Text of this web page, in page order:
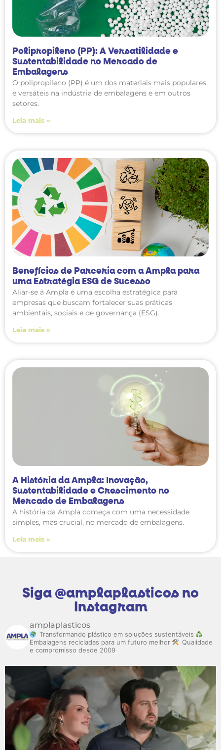
Polipropileno (PP): A Versatilidade e
Sustentabilidade no Mercado de
Embalagens
O polipropileno (PP) é um dos materiais mais populares
e versáteis na indústria de embalagens e em outros
setores.
Leia mais »
Benefícios de Parceria com a Ampla para
uma Estratégia ESG de Sucesso
Aliar-se à Ampla é uma escolha estratégica para
empresas que buscam fortalecer suas práticas
ambientais, sociais e de governança (ESG).
Leia mais »
A História da Ampla: Inovação,
Sustentabilidade e Crescimento no
Mercado de Embalagens
A história da Ampla começa com uma necessidade
simples, mas crucial, no mercado de embalagens.
Leia mais »
Siga @amplaplasticos no
Instagram
amplaplasticos
Transformando plástico em soluções sustentáveis
Embalagens recicladas para um futuro melhor
Qualidade
e compromisso desde 2009